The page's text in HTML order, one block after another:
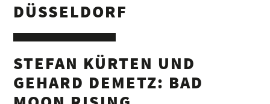
DÜSSELDORF
STEFAN KÜRTEN UND
GEHARD DEMETZ: BAD